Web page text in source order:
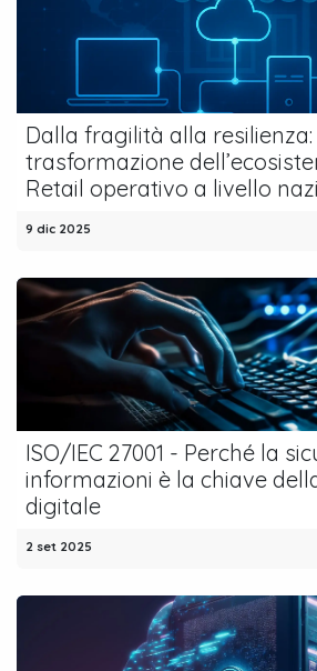
Dalla fragilità alla resilienza:
trasformazione
Retail operativo a livello
9 dic 2025
ISO/IEC 27001 - Perché la
informazioni è la chiave
digitale
2 set 2025